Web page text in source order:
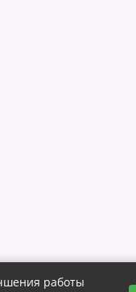
работы